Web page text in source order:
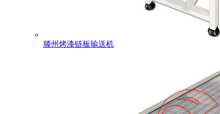
滕州烤漆链板输送机